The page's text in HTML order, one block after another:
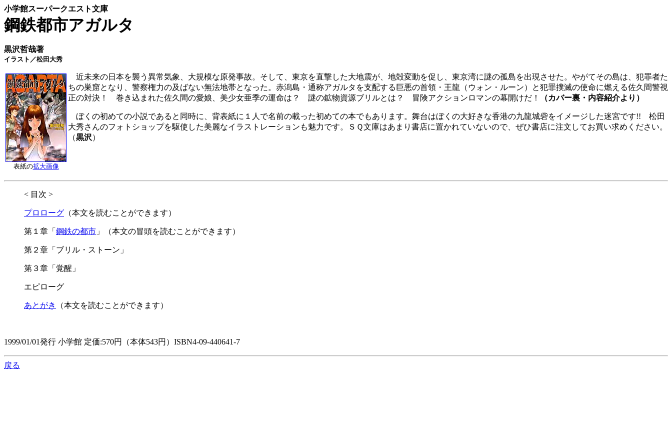
小学館スーパークエスト文庫
鋼鉄都市アガルタ
黒沢哲哉著
イラスト／松田大秀
表紙の拡大画像
近未来の日本を襲う異常気象、大規模な原発事故。そして、東京を直撃した大地震が、地殻変動を促し、東京湾に謎の孤島を出現させた。やがてその島は、犯罪者た
ちの巣窟となり、警察権力の及ばない無法地帯となった。赤潟島・通称アガルタを支配する巨悪の首領・王龍（ウォン・ルーン）と犯罪撲滅の使命に燃える佐久間警視
正の対決！ 巻き込まれた佐久間の愛娘、美少女亜季の運命は？ 謎の鉱物資源ブリルとは？ 冒険アクションロマンの幕開けだ！
（カバー裏・内容紹介より）
ぼくの初めての小説であると同時に、背表紙に１人で名前の載った初めての本でもあります。舞台はぼくの大好きな香港の九龍城砦をイメージした迷宮です!! 松田
大秀さんのフォトショップを駆使した美麗なイラストレーションも魅力です。ＳＱ文庫はあまり書店に置かれていないので、ぜひ書店に注文してお買い求めください。
（黒沢）
< 目次 >
プロローグ （本文を読むことができます）
第１章「 鋼鉄の都市 」（本文の冒頭を読むことができます）
第２章「ブリル・ストーン」
第３章「覚醒」
エピローグ
あとがき （本文を読むことができます）
1999/01/01発行 小学館 定価:570円（本体543円）ISBN4-09-440641-7
戻る